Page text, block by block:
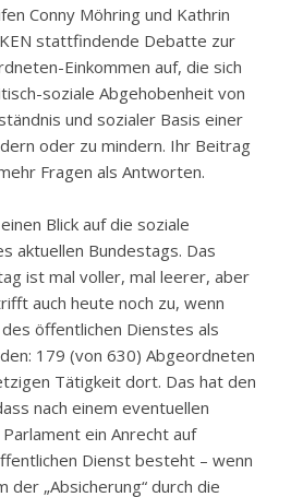
Conny Möhring und Kathrin
stattfindende Debatte zur
Einkommen auf, die sich
soziale Abgehobenheit von
und sozialer Basis einer
oder zu mindern. Ihr Beitrag
Fragen als Antworten.
Blick auf die soziale
aktuellen Bundestags. Das
ist mal voller, mal leerer, aber
auch heute noch zu, wenn
öffentlichen Dienstes als
179 (von 630) Abgeordneten
Tätigkeit dort. Das hat den
nach einem eventuellen
ein Anrecht auf
Dienst besteht – wenn
der „Absicherung“ durch die